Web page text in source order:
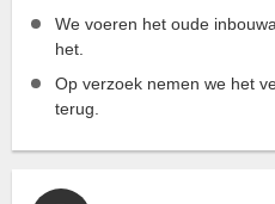
We voeren het oude
het.
Op verzoek nemen we het
terug.